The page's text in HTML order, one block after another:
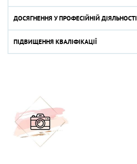
ДОСЯГНЕННЯ У ПРОФЕСІЙНІЙ ДІЯЛЬНОСТІ
ПІДВИЩЕННЯ КВАЛІФІКАЦІЇ